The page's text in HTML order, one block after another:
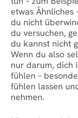
etwas Ähnliches
du nicht
du versuchen,
du kannst nicht
Wenn du also
nur darum, dich
fühlen –
fühlen lassen
nehmen.